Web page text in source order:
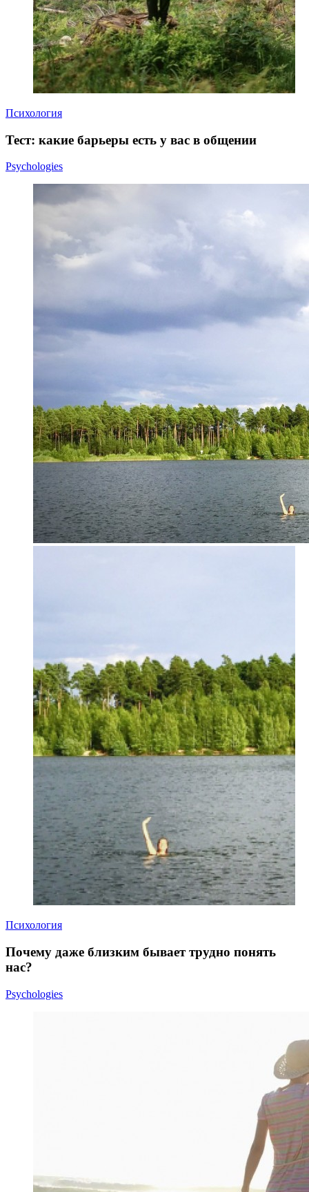
Психология
Тест: какие барьеры есть у вас в общении
Psychologies
Психология
Почему даже близким бывает трудно понять
нас?
Psychologies